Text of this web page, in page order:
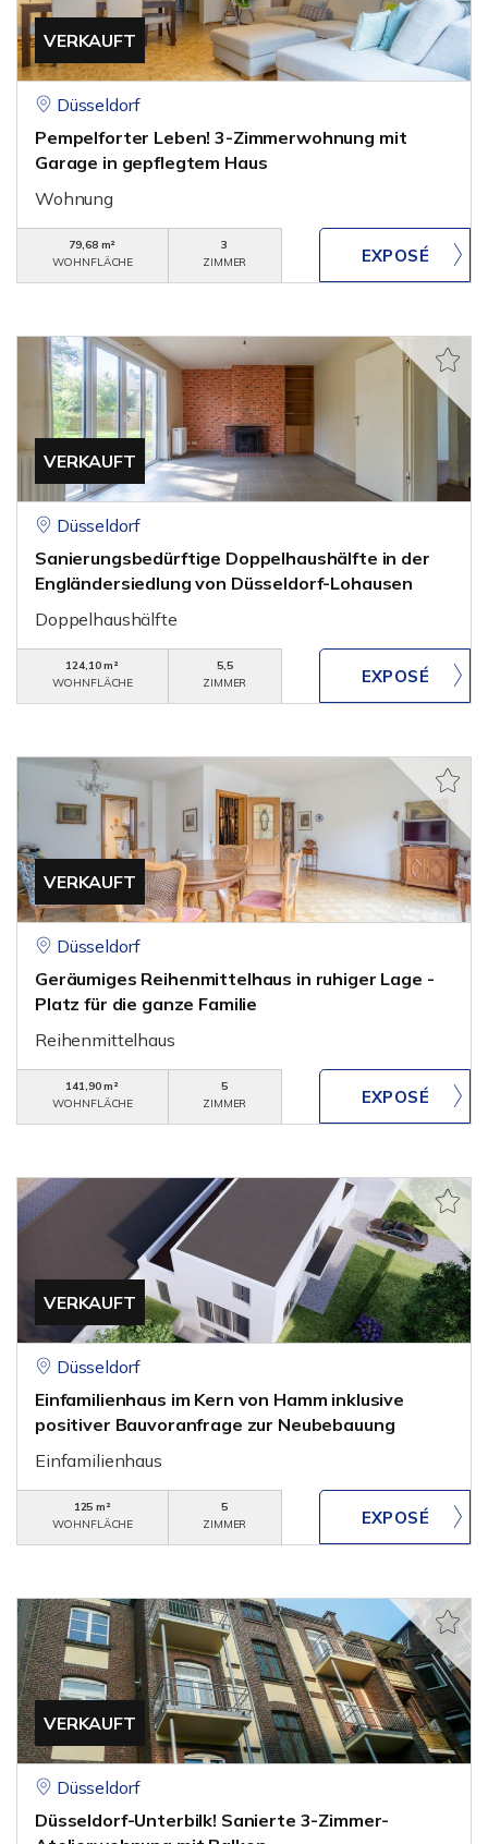
VERKAUFT
Düsseldorf
Pempelforter Leben! 3-Zimmerwohnung mit
Garage in gepflegtem Haus
Wohnung
79,68 m²
WOHNFLÄCHE
3
ZIMMER
VERKAUFT
Düsseldorf
Sanierungsbedürftige Doppelhaushälfte in der
Engländersiedlung von Düsseldorf-Lohausen
Doppelhaushälfte
124,10 m²
WOHNFLÄCHE
5,5
ZIMMER
VERKAUFT
Düsseldorf
Geräumiges Reihenmittelhaus in ruhiger Lage -
Platz für die ganze Familie
Reihenmittelhaus
141,90 m²
WOHNFLÄCHE
5
ZIMMER
VERKAUFT
Düsseldorf
Einfamilienhaus im Kern von Hamm inklusive
positiver Bauvoranfrage zur Neubebauung
Einfamilienhaus
125 m²
WOHNFLÄCHE
5
ZIMMER
VERKAUFT
Düsseldorf
Düsseldorf-Unterbilk! Sanierte 3-Zimmer-